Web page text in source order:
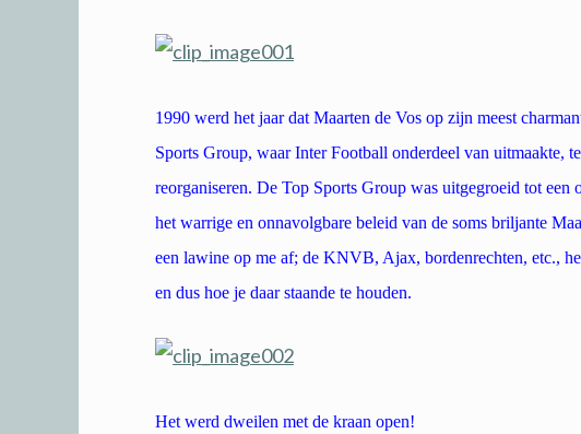
1990 werd het jaar dat Maarten de Vos op zijn meest
Sports Group, waar Inter Football onderdeel van uitmaakte,
reorganiseren. De Top Sports Group was uitgegroeid tot een
het warrige en onnavolgbare beleid van de soms briljante
een lawine op me af; de KNVB, Ajax, bordenrechten, etc.,
en dus hoe je daar staande te houden.
Het werd dweilen met de kraan open!